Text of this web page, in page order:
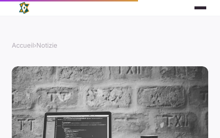
Accueil›Notizie